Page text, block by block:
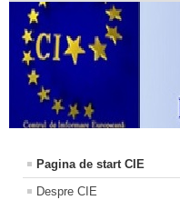
Pagina de start CIE
Despre CIE